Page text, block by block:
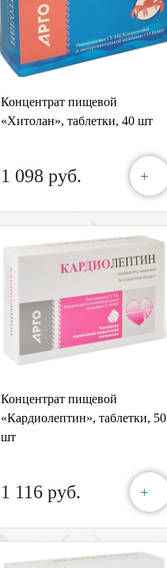
Концентрат пищевой
«Хитолан», таблетки, 40 шт
1 098 руб. +
Концентрат пищевой
«Кардиолептин», таблетки, 50
шт
1 116 руб. +